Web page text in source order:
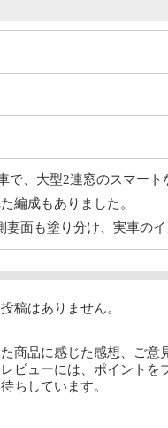
で、大型2連窓のスマート
編成もありました。
面も塗り分け、実車のイ
稿はありません。
商品に感じた感想、ご意
ビューには、ポイントを
ちしています。